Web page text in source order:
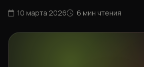
10 марта 2026 6 мин чтения